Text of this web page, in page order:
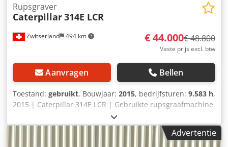
Zwitserland 494 km
Rupsgraver
Caterpillar314E LCR
€ 44.000€ 48.800
Vaste prijs excl. btw
Aanvragen Bellen
Toestand: gebruikt, Bouwjaar: 2015, bedrijfsturen: 9.583 h,
2015 | Caterpillar 314E LCR | Gebruikte rupsgraafmachine
| 9583 uur 📍 Locatie: Zwitserland 🚛 Levering mogelijk tot
uw locatie – Gebruik onze verzendcalculator om de
transportkosten te berekenen! 💰 Koop nu voor € 44.000 of
Advertentie